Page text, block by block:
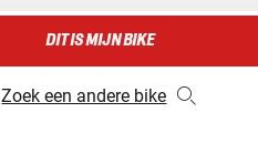
DIT IS MIJN BIKE
Zoek een andere bike